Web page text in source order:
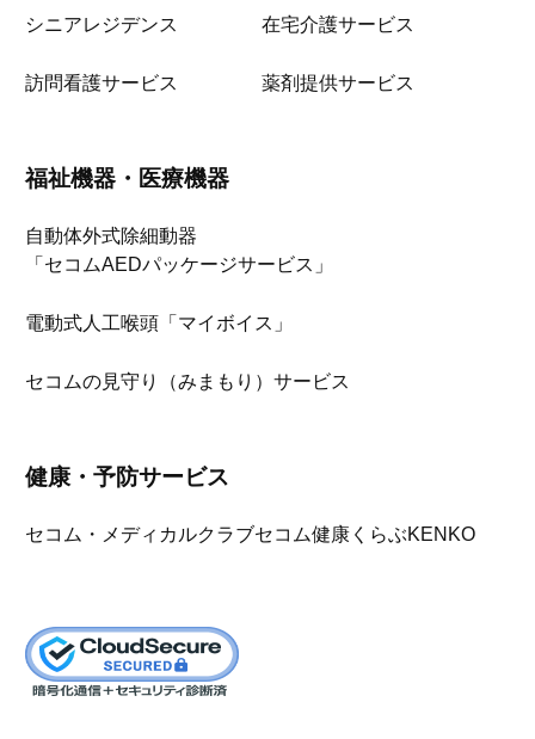
シニアレジデンス 在宅介護サービス
訪問看護サービス 薬剤提供サービス
福祉機器・医療機器
自動体外式除細動器
「セコムAEDパッケージサービス」
電動式人工喉頭「マイボイス」
セコムの見守り（みまもり）サービス
健康・予防サービス
セコム・メディカルクラブセコム健康くらぶKENKO